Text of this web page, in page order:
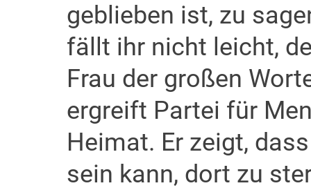
geblieben ist, zu
fällt ihr nicht leicht,
Frau der großen
ergreift Partei für
Heimat. Er zeigt,
sein kann, dort zu